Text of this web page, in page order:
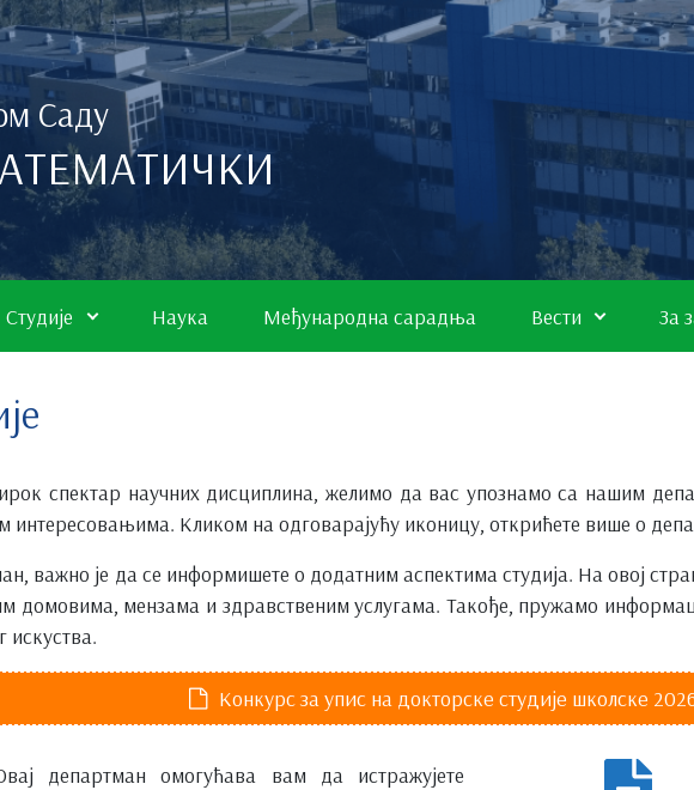
Саду
Студије Наука Међународна сарадња Вести За
спектар научних дисциплина, желимо да вас упознамо са нашим
интересовањима. Кликом на одговарајућу иконицу, открићете више о
важно је да се информишете о додатним аспектима студија. На овој
домовима, мензама и здравственим услугама. Такође, пружамо
Конкурс за упис на докторске студије школске
департман омогућава вам да истражујете